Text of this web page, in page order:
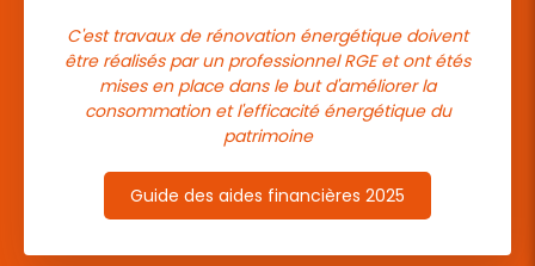
C'est travaux de rénovation énergétique doivent
être réalisés par un professionnel RGE et ont étés
mises en place dans le but d'améliorer la
consommation et l'efficacité énergétique du
patrimoine
Guide des aides financières 2025